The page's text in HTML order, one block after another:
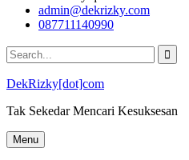
admin@dekrizky.com
087711140990
Search
for:
DekRizky[dot]com
Tak Sekedar Mencari Kesuksesan
Menu